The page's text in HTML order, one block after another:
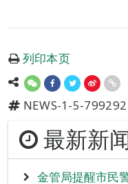
列印本页
NEWS-1-5-799292
最新新
金管局提醒市民